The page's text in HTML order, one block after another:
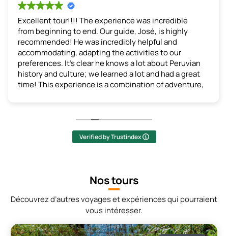
Excellent tour!!!! The experience was incredible
from beginning to end. Our guide, José, is highly
recommended! He was incredibly helpful and
accommodating, adapting the activities to our
preferences. It's clear he knows a lot about Peruvian
history and culture; we learned a lot and had a great
time! This experience is a combination of adventure,
Verified by Trustindex
Nos tours
Découvrez d’autres voyages et expériences qui pourraient
vous intéresser.